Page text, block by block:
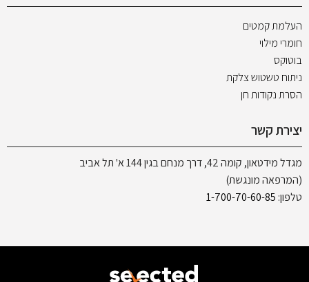
העלמת קמטים
חומרי מילוי
בוטוקס
ניתוח טשטוש צלקת
הסרת נקודות חן
יצירת קשר
מגדל מידטאון, קומה 42, דרך מנחם בגין 144 א' תל אביב
(המרפאה מונגשת)
טלפון: 1-700-70-60-85